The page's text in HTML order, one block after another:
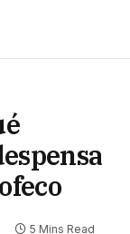
5 Mins Read